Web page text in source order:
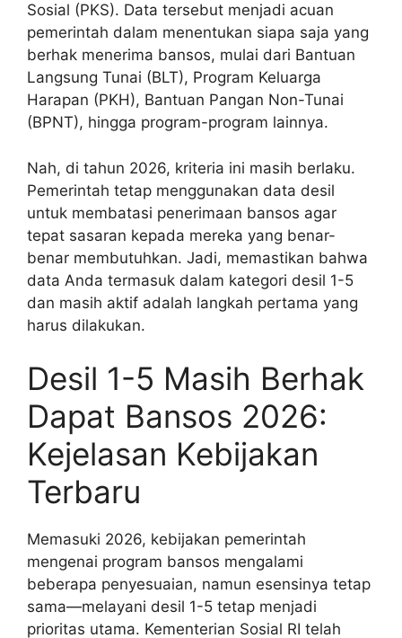
Sosial (PKS). Data tersebut menjadi acuan
pemerintah dalam menentukan siapa saja yang
berhak menerima bansos, mulai dari Bantuan
Langsung Tunai (BLT), Program Keluarga
Harapan (PKH), Bantuan Pangan Non-Tunai
(BPNT), hingga program-program lainnya.
Nah, di tahun 2026, kriteria ini masih berlaku.
Pemerintah tetap menggunakan data desil
untuk membatasi penerimaan bansos agar
tepat sasaran kepada mereka yang benar-
benar membutuhkan. Jadi, memastikan bahwa
data Anda termasuk dalam kategori desil 1-5
dan masih aktif adalah langkah pertama yang
harus dilakukan.
Desil 1-5 Masih Berhak
Dapat Bansos 2026:
Kejelasan Kebijakan
Terbaru
Memasuki 2026, kebijakan pemerintah
mengenai program bansos mengalami
beberapa penyesuaian, namun esensinya tetap
sama—melayani desil 1-5 tetap menjadi
prioritas utama. Kementerian Sosial RI telah